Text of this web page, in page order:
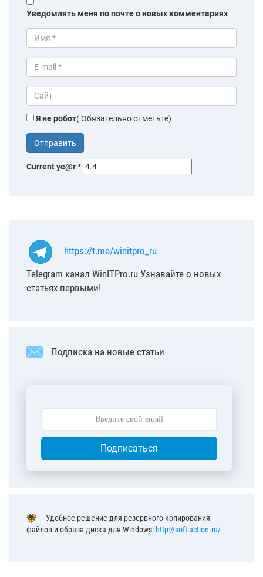
Уведомлять меня по почте о новых комментариях
Я не робот( Обязательно отметьте)
Current ye@r*
https://t.me/winitpro_ru
Telegram канал WinITPro.ru Узнавайте о новых
статьях первыми!
Подписка на новые статьи
Подписаться
Удобное решение для резервного копирования
файлов и образа диска для Windows: http://soft-action.ru/